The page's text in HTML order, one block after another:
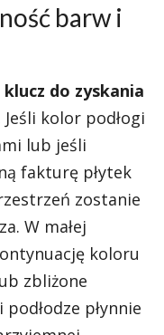
barw i
do zyskania
Jeśli kolor podłogi
lub jeśli
fakturę płytek
zostanie
W małej
koloru
zbliżone
płynnie